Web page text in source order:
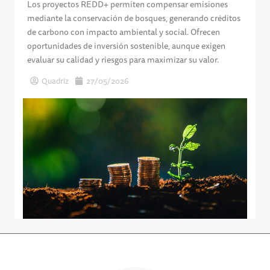
Los proyectos REDD+ permiten compensar emisiones
mediante la conservación de bosques, generando créditos
de carbono con impacto ambiental y social. Ofrecen
oportunidades de inversión sostenible, aunque exigen
evaluar su calidad y riesgos para maximizar su valor.
Quadriz 27/05/2026